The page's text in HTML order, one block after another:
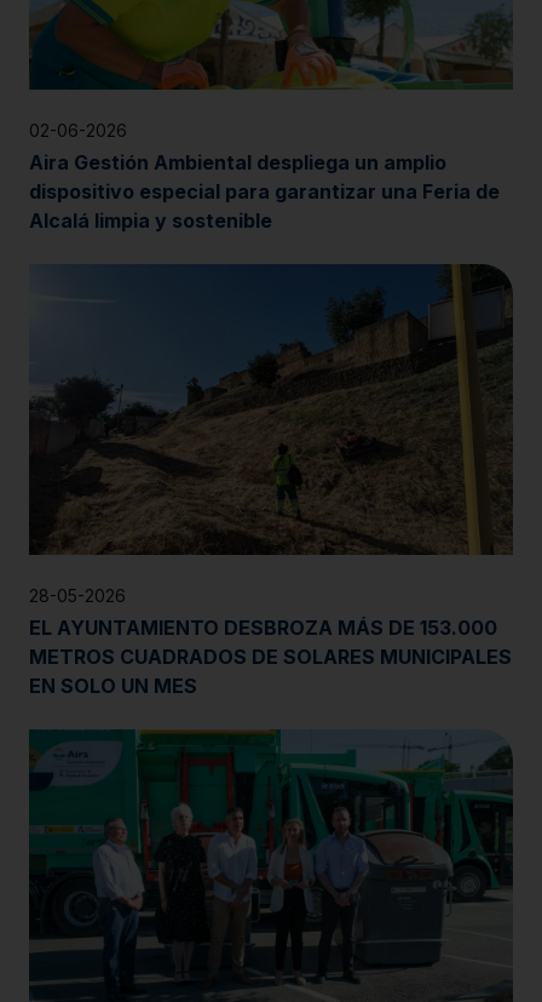
02-06-2026
Aira Gestión Ambiental despliega un amplio
dispositivo especial para garantizar una Feria de
Alcalá limpia y sostenible
28-05-2026
EL AYUNTAMIENTO DESBROZA MÁS DE 153.000
METROS CUADRADOS DE SOLARES MUNICIPALES
EN SOLO UN MES